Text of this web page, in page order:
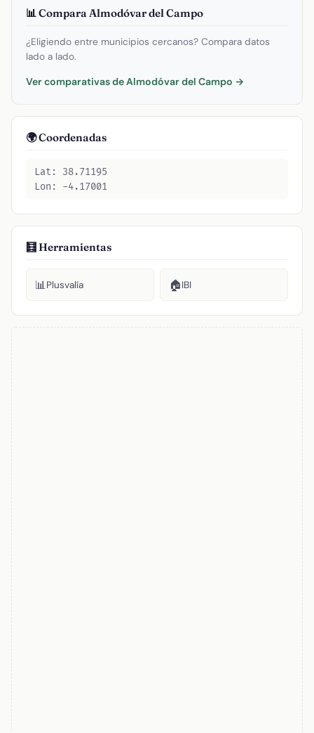
📊 Compara Almodóvar del Campo
¿Eligiendo entre municipios cercanos? Compara datos
lado a lado.
Ver comparativas de Almodóvar del Campo →
🌍 Coordenadas
Lat: 38.71195
Lon: -4.17001
🧮 Herramientas
📊Plusvalía 🏠IBI